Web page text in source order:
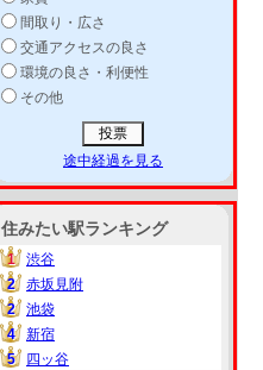
間取り・広さ
交通アクセスの良さ
環境の良さ・利便性
その他
途中経過を見る
住みたい駅ランキング
1
1
渋谷
2
2
赤坂見附
2
2
池袋
4
4
新宿
5
5 四ッ谷